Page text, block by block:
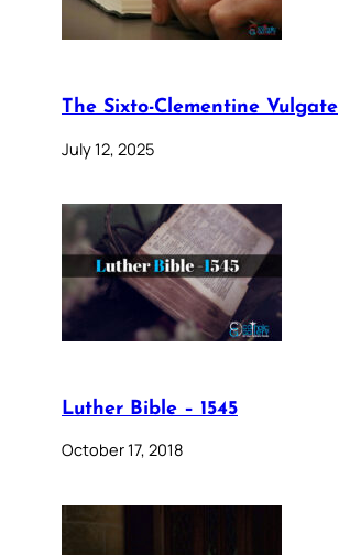
The Sixto-Clementine Vulgate
July 12, 2025
Luther Bible – 1545
October 17, 2018